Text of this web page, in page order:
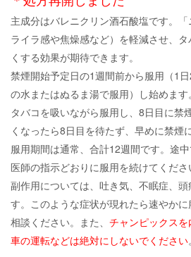
主成分はバレニクリン酒石酸塩です。
ライラ感や焦燥感など）を軽減させ、
くする効果が期待できます。
禁煙開始予定日の1週間前から服用（1
の水またはぬるま湯で服用）し始めま
タバコを吸いながら服用し、8日目に禁
くなったら8日目を待たず、早めに禁煙
服用期間は通常、合計12週間です。途中
医師の指示どおりに服用を続けてくださ
副作用については、吐き気、不眠症、
す。このような症状が現れたら速やか
相談ください。また、 チャンピックス
車の運転などは絶対にしないでください。